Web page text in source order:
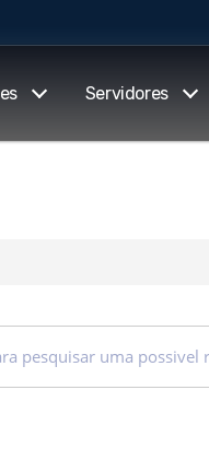
Servidores